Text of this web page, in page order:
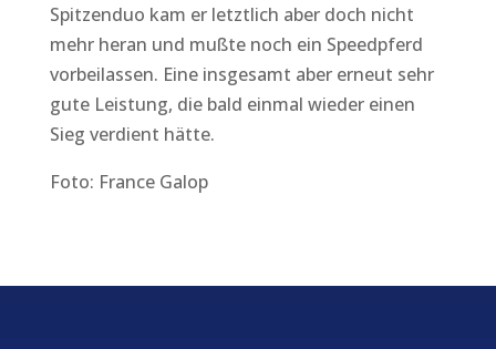
Spitzenduo kam er letztlich aber doch nicht
mehr heran und mußte noch ein Speedpferd
vorbeilassen. Eine insgesamt aber erneut sehr
gute Leistung, die bald einmal wieder einen
Sieg verdient hätte.
Foto: France Galop